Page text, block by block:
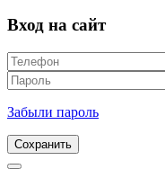
Вход на сайт
Забыли пароль
Сохранить